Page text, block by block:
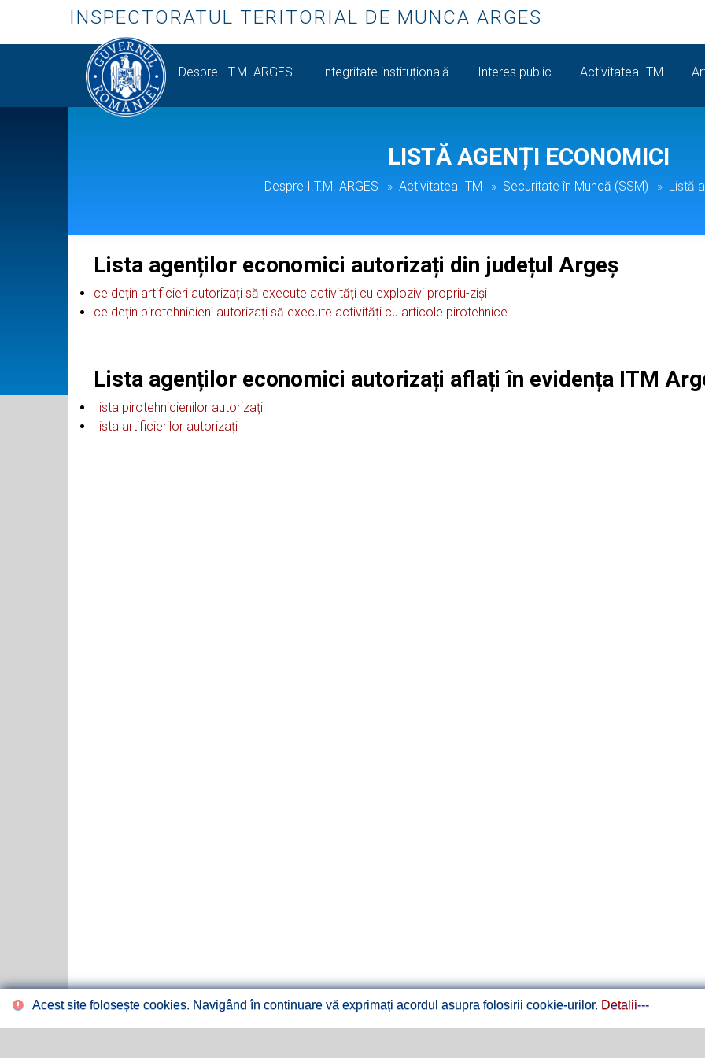
INSPECTORATUL TERITORIAL DE MUNCA ARGES
Despre I.T.M. ARGES Integritate instituțională Interes public Activitatea ITM
LISTĂ AGENȚI ECONOMICI
Despre I.T.M. ARGES Activitatea ITM Securitate în Muncă (SSM) Listă
Lista agenților economici autorizați din județul Argeș
ce dețin artificieri autorizați să execute activități cu explozivi propriu-ziși
ce dețin pirotehnicieni autorizați să execute activități cu articole pirotehnice
Lista agenților economici autorizați aflați în evidența ITM
​ lista pirotehnicienilor autorizați
​ lista artificierilor autorizați
Acest site folosește cookies. Navigând în continuare vă exprimați acordul asupra folosirii cookie-urilor. Detalii---